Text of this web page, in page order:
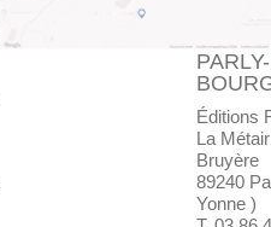
PARLY-
Éditions
La
Bruyère
89240
Yonne )